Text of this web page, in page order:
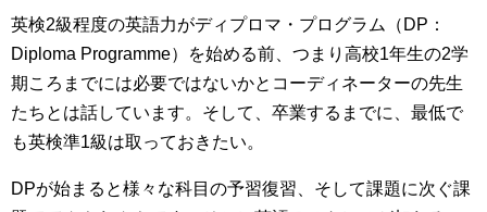
英検2級程度の英語力がディプロマ・プログラム（DP：
Diploma Programme）を始める前、つまり高校1年生の2学
期ころまでには必要ではないかとコーディネーターの先生
たちとは話しています。そして、卒業するまでに、最低で
も英検準1級は取っておきたい。
DPが始まると様々な科目の予習復習、そして課題に次ぐ課